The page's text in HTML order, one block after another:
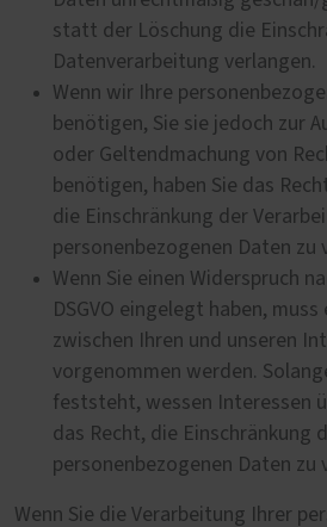
statt der Löschung die
Datenverarbeitung verlangen.
Wenn wir Ihre
benötigen, Sie sie jedoch zur
oder Geltendmachung von
benötigen, haben Sie das
die Einschränkung der
personenbezogenen Daten zu
Wenn Sie einen Widerspruch
DSGVO eingelegt haben,
zwischen Ihren und unseren
vorgenommen werden.
feststeht, wessen Interessen
das Recht, die Einschränkung
personenbezogenen Daten zu
Wenn Sie die Verarbeitung Ihrer